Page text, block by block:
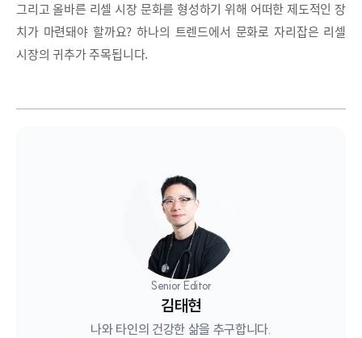
그리고 올바른 리셀 시장 문화를 형성하기 위해 어떠한 제도적인 장
치가 마련돼야 할까요? 하나의 트렌드에서 문화로 자리잡은 리셀
시장의 귀추가 주목됩니다.
Senior Editor
김태현
나와 타인의 건강한 삶을 추구합니다.